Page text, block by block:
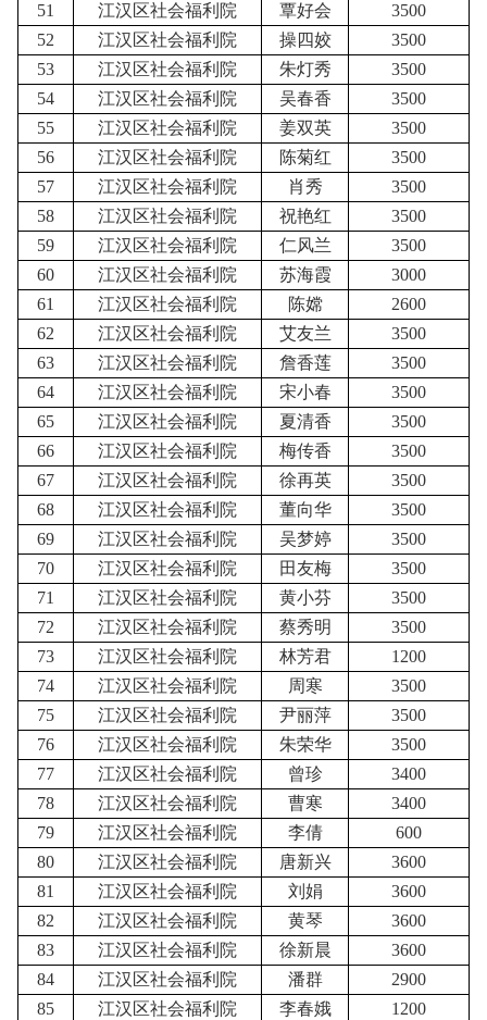
51
江汉区社会福利院 覃好会
3500
52
江汉区社会福利院 操四姣
3500
53
江汉区社会福利院 朱灯秀
3500
54
江汉区社会福利院 吴春香
3500
55
江汉区社会福利院 姜双英
3500
56
江汉区社会福利院 陈菊红
3500
57
江汉区社会福利院 肖秀
3500
58
江汉区社会福利院 祝艳红
3500
59
江汉区社会福利院 仁风兰
3500
60
江汉区社会福利院 苏海霞
3000
61
江汉区社会福利院 陈嫦
2600
62
江汉区社会福利院 艾友兰
3500
63
江汉区社会福利院 詹香莲
3500
64
江汉区社会福利院 宋小春
3500
65
江汉区社会福利院 夏清香
3500
66
江汉区社会福利院 梅传香
3500
67
江汉区社会福利院 徐再英
3500
68
江汉区社会福利院 董向华
3500
69
江汉区社会福利院 吴梦婷
3500
70
江汉区社会福利院 田友梅
3500
71
江汉区社会福利院 黄小芬
3500
72
江汉区社会福利院 蔡秀明
3500
73
江汉区社会福利院 林芳君
1200
74
江汉区社会福利院 周寒
3500
75
江汉区社会福利院 尹丽萍
3500
76
江汉区社会福利院 朱荣华
3500
77
江汉区社会福利院 曾珍
3400
78
江汉区社会福利院 曹寒
3400
79
江汉区社会福利院 李倩
600
80
江汉区社会福利院 唐新兴
3600
81
江汉区社会福利院 刘娟
3600
82
江汉区社会福利院 黄琴
3600
83
江汉区社会福利院 徐新晨
3600
84
江汉区社会福利院 潘群
2900
85
江汉区社会福利院 李春娥
1200